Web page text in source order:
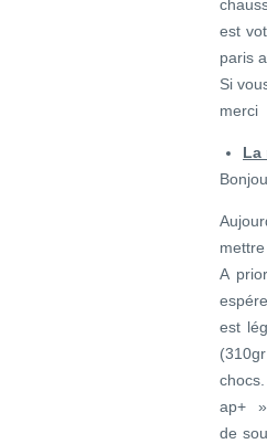
est
paris
Si
merci
La
A
est
ap+ »
de